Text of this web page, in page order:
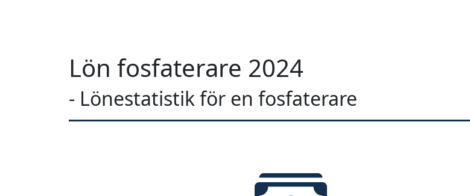
Lön fosfaterare 2024
- Lönestatistik för en fosfaterare